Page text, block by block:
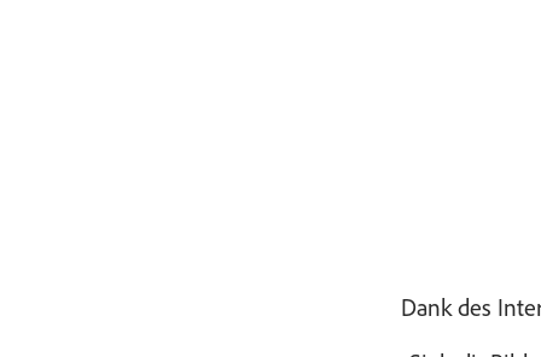
Dank des